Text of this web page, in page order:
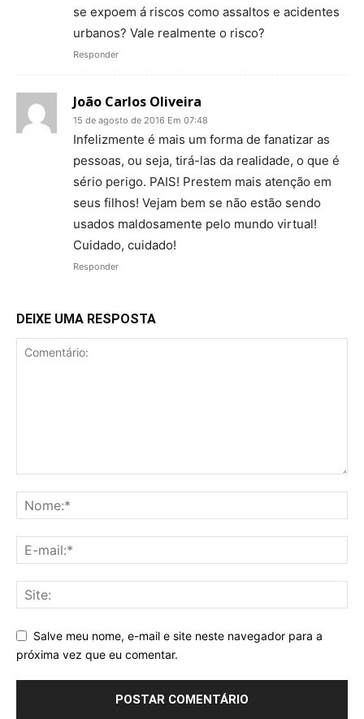
se expoem á riscos como assaltos e acidentes
urbanos? Vale realmente o risco?
Responder
João Carlos Oliveira
15 de agosto de 2016 Em 07:48
Infelizmente é mais um forma de fanatizar as
pessoas, ou seja, tirá-las da realidade, o que é
sério perigo. PAIS! Prestem mais atenção em
seus filhos! Vejam bem se não estão sendo
usados maldosamente pelo mundo virtual!
Cuidado, cuidado!
Responder
DEIXE UMA RESPOSTA
Salve meu nome, e-mail e site neste navegador para a
próxima vez que eu comentar.